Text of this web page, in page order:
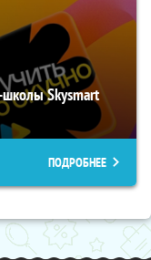
Skysmart
ПОДРОБНЕЕ